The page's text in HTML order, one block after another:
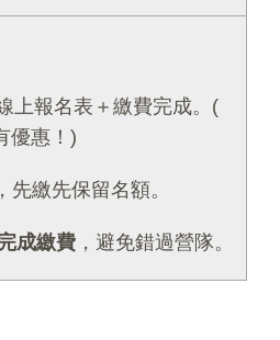
上報名表＋繳費完成。(
優惠！)
，先繳先保留名額。
成繳費 ，避免錯過營隊。